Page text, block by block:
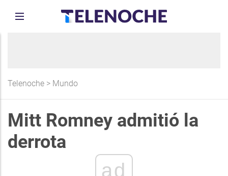
Telenoche > Mundo
Mitt Romney admitió la
derrota
ad